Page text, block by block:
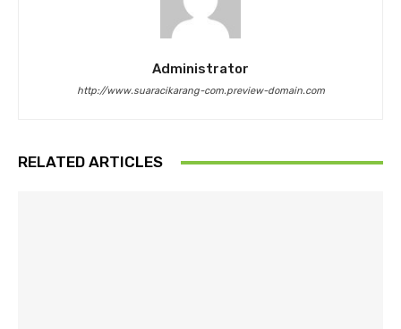
Administrator
http://www.suaracikarang-com.preview-domain.com
RELATED ARTICLES